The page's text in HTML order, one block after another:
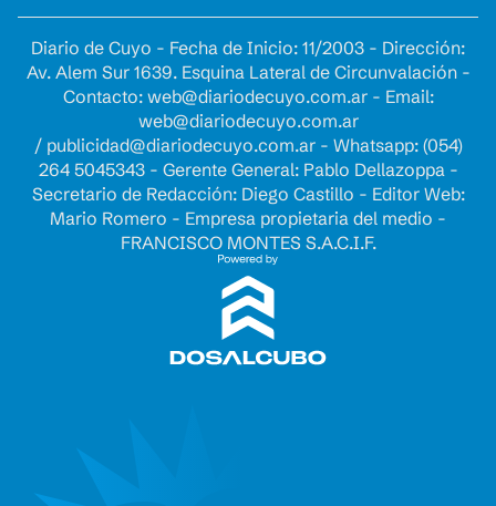
Diario de Cuyo - Fecha de Inicio: 11/2003 - Dirección:
Av. Alem Sur 1639. Esquina Lateral de Circunvalación -
Contacto: web@diariodecuyo.com.ar- Email:
web@diariodecuyo.com.ar
/ publicidad@diariodecuyo.com.ar- Whatsapp: (054)
264 5045343 - Gerente General: Pablo Dellazoppa -
Secretario de Redacción: Diego Castillo - Editor Web:
Mario Romero - Empresa propietaria del medio -
FRANCISCO MONTES S.A.C.I.F.